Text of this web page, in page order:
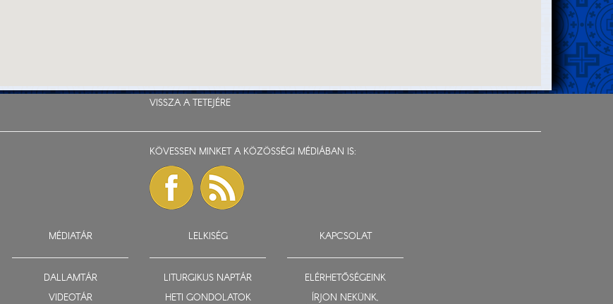
VISSZA A TETEJÉRE
KÖVESSEN MINKET A KÖZÖSSÉGI MÉDIÁBAN IS:
MÉDIATÁR
DALLAMTÁR
VIDEOTÁR
LELKISÉG
LITURGIKUS NAPTÁR
HETI GONDOLATOK
KAPCSOLAT
ELÉRHETŐSÉGEINK
ÍRJON NEKÜNK,